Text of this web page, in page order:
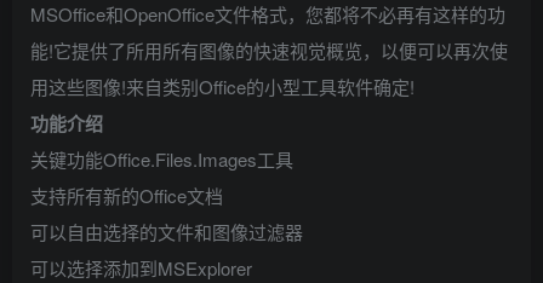
MSOffice和OpenOffice文件格式，您都将不必再有这样的功
能!它提供了所用所有图像的快速视觉概览，以便可以再次使
用这些图像!来自类别Office的小型工具软件确定!
功能介绍
关键功能Office.Files.Images工具
支持所有新的Office文档
可以自由选择的文件和图像过滤器
可以选择添加到MSExplorer